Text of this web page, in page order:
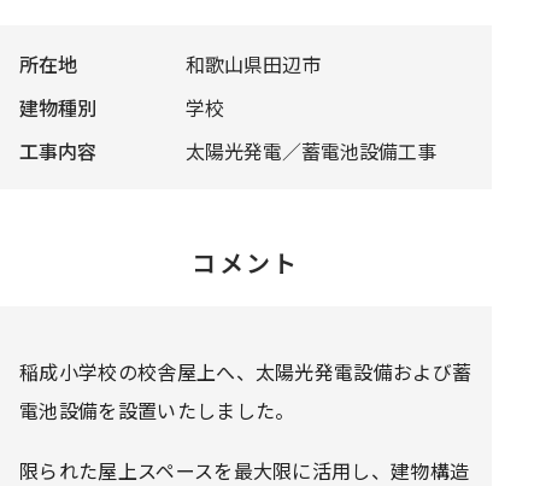
所在地
和歌山県田辺市
建物種別
学校
工事内容
太陽光発電／蓄電池設備工事
コメント
稲成小学校の校舎屋上へ、太陽光発電設備および蓄
電池設備を設置いたしました。
限られた屋上スペースを最大限に活用し、建物構造